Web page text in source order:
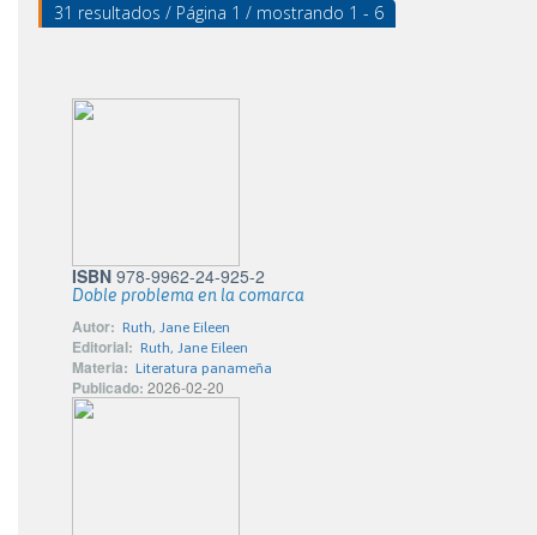
31 resultados / Página 1 / mostrando 1 - 6
ISBN 978-9962-24-925-2
Doble problema en la comarca
Autor: Ruth, Jane Eileen
Editorial: Ruth, Jane Eileen
Materia: Literatura panameña
Publicado: 2026-02-20